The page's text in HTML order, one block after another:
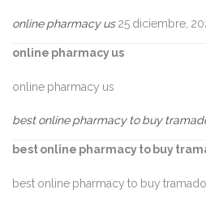
online pharmacy us 25 diciembre,
online pharmacy us
online pharmacy us
best online pharmacy to buy
best online pharmacy to buy
best online pharmacy to buy tramadol